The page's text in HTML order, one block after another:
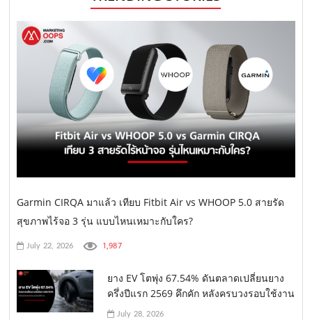
Garmin CIRQA มาแล้ว เทียบ Fitbit Air vs WHOOP 5.0 สายรัด
สุขภาพไร้จอ 3 รุ่น แบบไหนเหมาะกับใคร?
July 22, 2026 1,987
ยาง EV โตพุ่ง 67.54% ดันตลาดเปลี่ยนยาง
ครึ่งปีแรก 2569 คึกคัก หลังครบวงรอบใช้งาน
July 28, 2026